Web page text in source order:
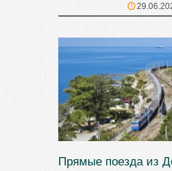
Прямые поезда из